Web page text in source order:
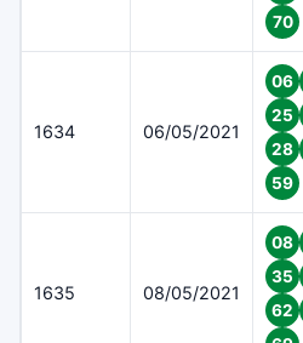
70
1634 06/05/2021
06
25
28
59
1635 08/05/2021
08
35
62